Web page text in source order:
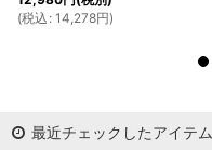
(税込 : 14,278円)
最近チェックしたアイテム